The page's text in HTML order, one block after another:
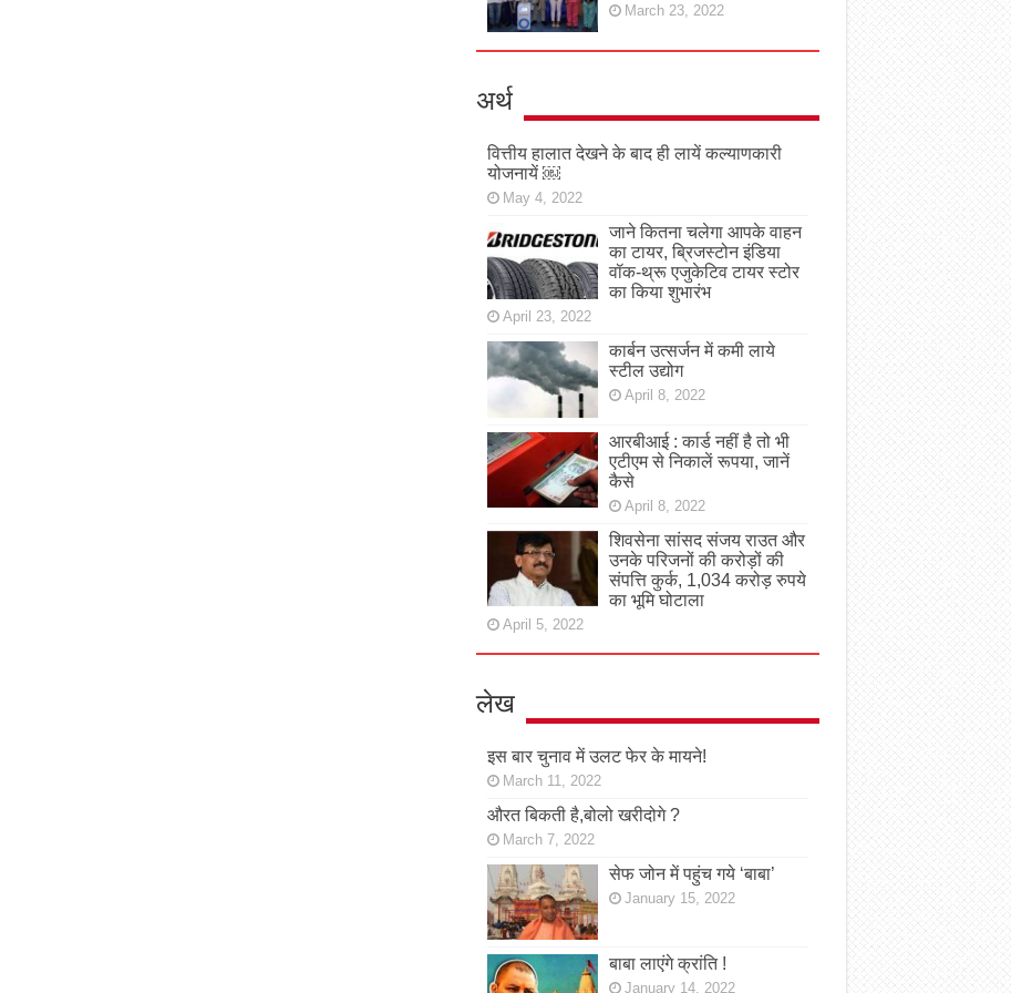
March 23, 2022
अर्थ
वित्तीय हालात देखने के बाद ही लायें कल्याणकारी
योजनायें ￼
May 4, 2022
जाने कितना चलेगा आपके वाहन
का टायर, ब्रिजस्टोन इंडिया
वॉक-थ्रू एजुकेटिव टायर स्टोर
का किया शुभारंभ
April 23, 2022
कार्बन उत्सर्जन में कमी लाये
स्टील उद्योग
April 8, 2022
आरबीआई : कार्ड नहीं है तो भी
एटीएम से निकालें रूपया, जानें
कैसे
April 8, 2022
शिवसेना सांसद संजय राउत और
उनके परिजनों की करोड़ों की
संपत्ति कुर्क, 1,034 करोड़ रुपये
का भूमि घोटाला
April 5, 2022
लेख
इस बार चुनाव में उलट फेर के मायने!
March 11, 2022
औरत बिकती है,बोलो खरीदोगे ?
March 7, 2022
सेफ जोन में पहुंच गये ‘बाबा’
January 15, 2022
बाबा लाएंगे क्रांति !
January 14, 2022